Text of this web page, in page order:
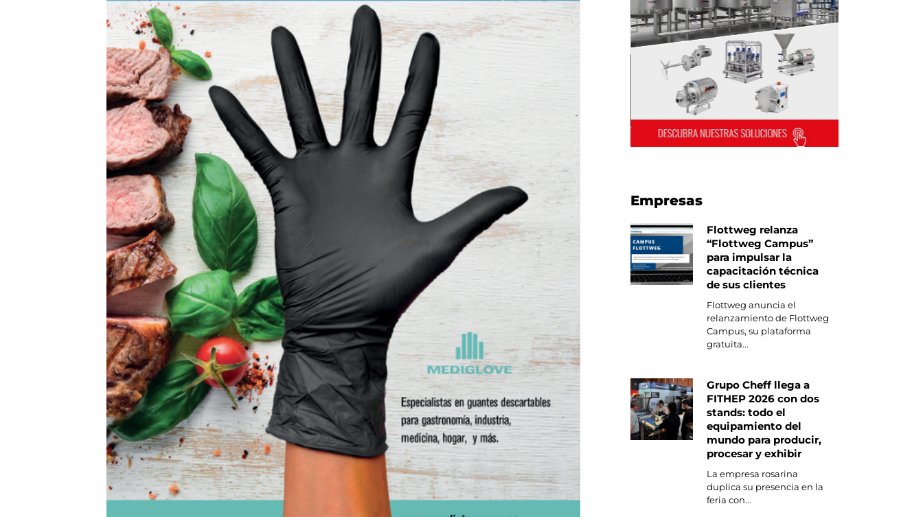
Empresas
Flottweg relanza
“Flottweg Campus”
para impulsar la
capacitación técnica
de sus clientes
Flottweg anuncia el
relanzamiento de Flottweg
Campus, su plataforma
gratuita...
Grupo Cheff llega a
FITHEP 2026 con dos
stands: todo el
equipamiento del
mundo para producir,
procesar y exhibir
La empresa rosarina
duplica su presencia en la
feria con...